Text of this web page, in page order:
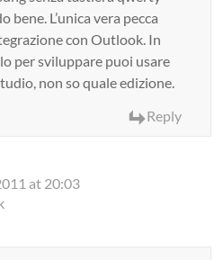
bene. L’unica vera pecca
con Outlook. In
per sviluppare puoi usare
non so quale edizione.
Reply
at 20:03